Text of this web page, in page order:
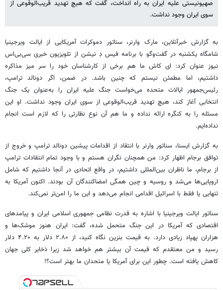
صهیونیستی علیه ایران به راه انداخت، گفت که هیچ تهدید قریب‌الوقوعی از
سوی ایران وجود نداشت.
به گزارش خبرآنلاین، مارک وارنر، سناتور دموکرات آمریکایی از ایالت ویرجینیا
شامگاه یکشنبه در گفت‌وگو با برنامه فیس دِ نیشن از تلویزیون خبری سی‌بی‌اس
نیوز عنوان کرد: ای کاش ما هم برخی از کارشناسان خود را سر میز مذاکره
داشتیم، اما مطمئن نیستم که چنین باشد. در ضمن، اگر دونالد ترامپ،
رئیس‌جمهور ایالات متحده می‌خواست جنگ علیه ایران را به‌عنوان یک جنگ
انتخابی آغاز کند، هیچ تهدید قریب‌الوقوعی از سوی ایران وجود نداشت. او این
مسئله را به کنگره ارائه نداده و ما هم آن نوع نظارتی را که لازم است انجام
نداده‌ایم.
به گزارش ایسنا، سناتور وارنر با انتقاد از اقدامات پیشین دونالد ترامپ و خروج از
توافق برجام اظهار کرد: من همچنان نگران هستم و با وجود تمام انتقادات ترامپ
از برجام، ما ناظران بین‌المللی داشتیم، در واقع اتحادی در آنجا داشتیم که شامل
اروپایی‌ها می‌شد و روسیه و چین همگی امضاکنندگان آن بودند. اکنون آمریکا به
تنهایی یا فقط با اسرائیل اقدامی انجام می‌دهد و این ما را امن‌تر نمی‌کند.
سناتور ایالت ویرجینیا با اشاره به قدرت نظامی جمهوری اسلامی ایران و پیامدهای
اقتصادی که آمریکا در این جنگ متحمل شده، گفت: ایران هنوز موشک‌ها و
هزاران پهپاد زیادی دارد. به قیمت بنزین نگاه کنید، از ۲.۸۰ دلار به ۴.۲۰ دلار
رسید و من معتقدم که قیمت آن بیشتر هم خواهد شد زیرا ذخایر کلی جهان
کاهش یافته است. چطور این برای آمریکا یا متحدان ما بهتر است؟!